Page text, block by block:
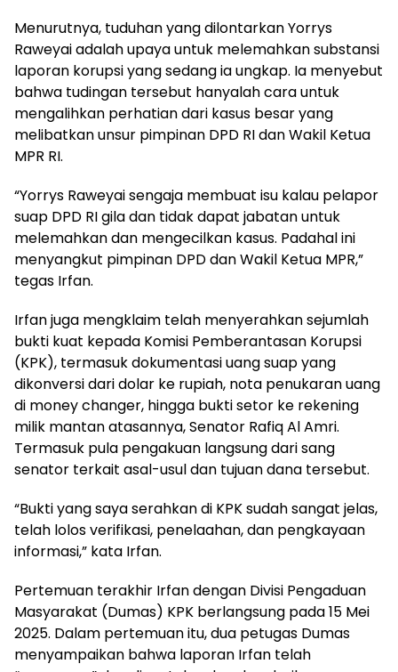
Menurutnya, tuduhan yang dilontarkan Yorrys
Raweyai adalah upaya untuk melemahkan substansi
laporan korupsi yang sedang ia ungkap. Ia menyebut
bahwa tudingan tersebut hanyalah cara untuk
mengalihkan perhatian dari kasus besar yang
melibatkan unsur pimpinan DPD RI dan Wakil Ketua
MPR RI.
“Yorrys Raweyai sengaja membuat isu kalau pelapor
suap DPD RI gila dan tidak dapat jabatan untuk
melemahkan dan mengecilkan kasus. Padahal ini
menyangkut pimpinan DPD dan Wakil Ketua MPR,”
tegas Irfan.
Irfan juga mengklaim telah menyerahkan sejumlah
bukti kuat kepada Komisi Pemberantasan Korupsi
(KPK), termasuk dokumentasi uang suap yang
dikonversi dari dolar ke rupiah, nota penukaran uang
di money changer, hingga bukti setor ke rekening
milik mantan atasannya, Senator Rafiq Al Amri.
Termasuk pula pengakuan langsung dari sang
senator terkait asal-usul dan tujuan dana tersebut.
“Bukti yang saya serahkan di KPK sudah sangat jelas,
telah lolos verifikasi, penelaahan, dan pengkayaan
informasi,” kata Irfan.
Pertemuan terakhir Irfan dengan Divisi Pengaduan
Masyarakat (Dumas) KPK berlangsung pada 15 Mei
2025. Dalam pertemuan itu, dua petugas Dumas
menyampaikan bahwa laporan Irfan telah